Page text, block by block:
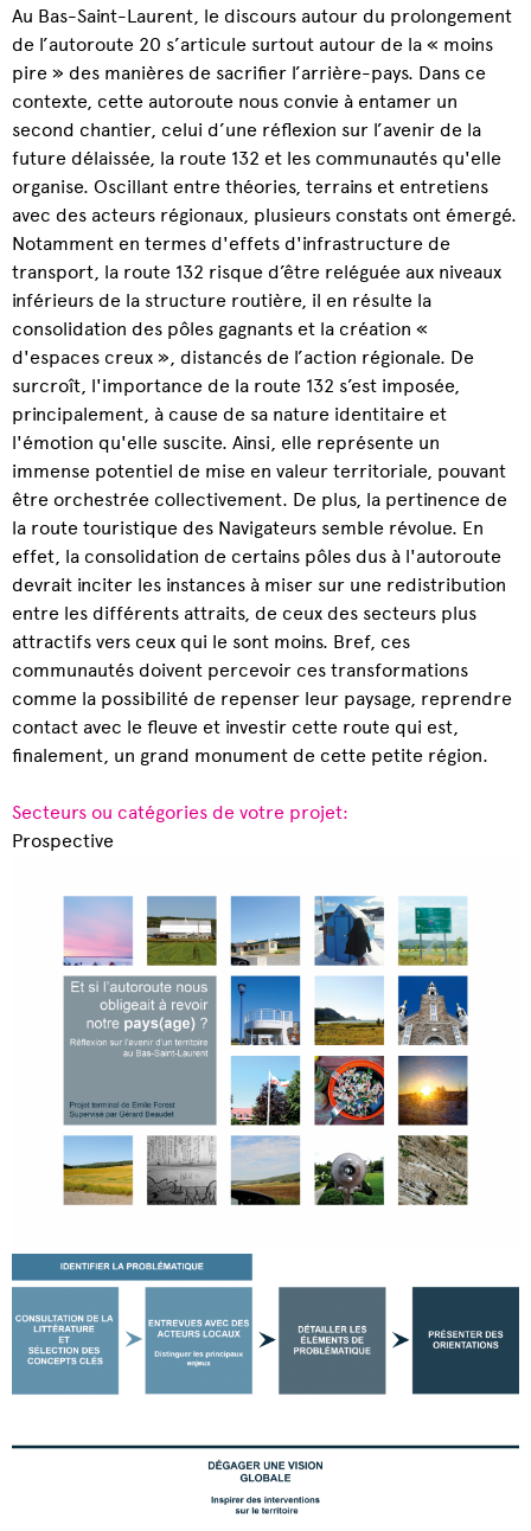
Au Bas-Saint-Laurent, le discours autour du prolongement
de l’autoroute 20 s’articule surtout autour de la « moins
pire » des manières de sacrifier l’arrière-pays. Dans ce
contexte, cette autoroute nous convie à entamer un
second chantier, celui d’une réflexion sur l’avenir de la
future délaissée, la route 132 et les communautés qu'elle
organise. Oscillant entre théories, terrains et entretiens
avec des acteurs régionaux, plusieurs constats ont émergé.
Notamment en termes d'effets d'infrastructure de
transport, la route 132 risque d’être reléguée aux niveaux
inférieurs de la structure routière, il en résulte la
consolidation des pôles gagnants et la création «
d'espaces creux », distancés de l’action régionale. De
surcroît, l'importance de la route 132 s’est imposée,
principalement, à cause de sa nature identitaire et
l'émotion qu'elle suscite. Ainsi, elle représente un
immense potentiel de mise en valeur territoriale, pouvant
être orchestrée collectivement. De plus, la pertinence de
la route touristique des Navigateurs semble révolue. En
effet, la consolidation de certains pôles dus à l'autoroute
devrait inciter les instances à miser sur une redistribution
entre les différents attraits, de ceux des secteurs plus
attractifs vers ceux qui le sont moins. Bref, ces
communautés doivent percevoir ces transformations
comme la possibilité de repenser leur paysage, reprendre
contact avec le fleuve et investir cette route qui est,
finalement, un grand monument de cette petite région.
Secteurs ou catégories de votre projet:
Prospective